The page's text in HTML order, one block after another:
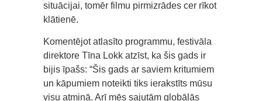
situācijai, tomēr filmu pirmizrādes cer rīkot
klātienē.
Komentējot atlasīto programmu, festivāla
direktore Tīna Lokk atzīst, ka šis gads ir
bijis īpašs: “Šis gads ar saviem kritumiem
un kāpumiem noteikti tiks ierakstīts mūsu
visu atmiņā. Arī mēs sajutām globālās